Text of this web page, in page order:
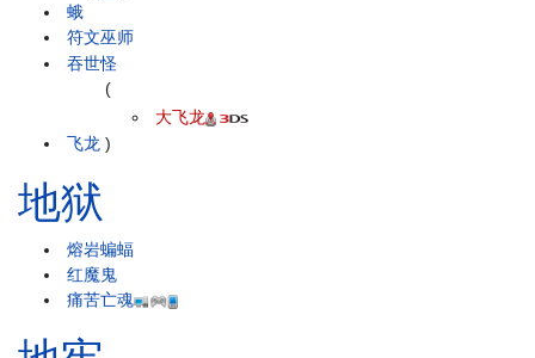
蛾
符文巫师
吞世怪
飞龙
(
大飞龙
)
地狱
熔岩蝙蝠
红魔鬼
痛苦亡魂